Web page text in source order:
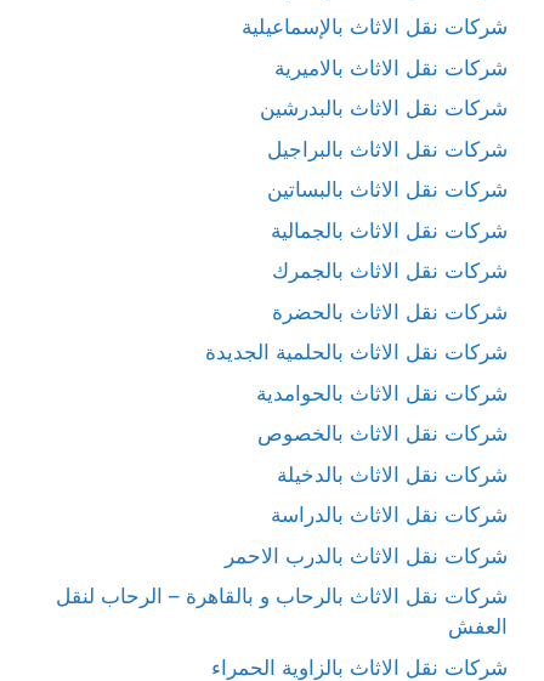
شركات نقل الاثاث بالإسماعيلية
شركات نقل الاثاث بالاميرية
شركات نقل الاثاث بالبدرشين
شركات نقل الاثاث بالبراجيل
شركات نقل الاثاث بالبساتين
شركات نقل الاثاث بالجمالية
شركات نقل الاثاث بالجمرك
شركات نقل الاثاث بالحضرة
شركات نقل الاثاث بالحلمية الجديدة
شركات نقل الاثاث بالحوامدية
شركات نقل الاثاث بالخصوص
شركات نقل الاثاث بالدخيلة
شركات نقل الاثاث بالدراسة
شركات نقل الاثاث بالدرب الاحمر
شركات نقل الاثاث بالرحاب و بالقاهرة – الرحاب لنقل
العفش
شركات نقل الاثاث بالزاوية الحمراء